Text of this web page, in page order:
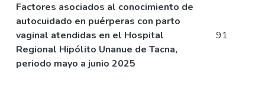
Factores asociados al conocimiento de
autocuidado en puérperas con parto
vaginal atendidas en el Hospital
Regional Hipólito Unanue de Tacna,
periodo mayo a junio 2025
91